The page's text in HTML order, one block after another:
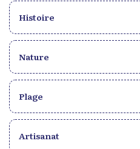
Histoire
Nature
Plage
Artisanat